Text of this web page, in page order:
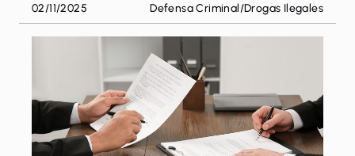
02/11/2025 Defensa Criminal/Drogas Ilegales